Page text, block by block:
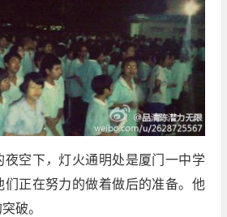
夜空下， 灯火通明处是厦门一中学
们正在努力的做着做后的准备。他
破。